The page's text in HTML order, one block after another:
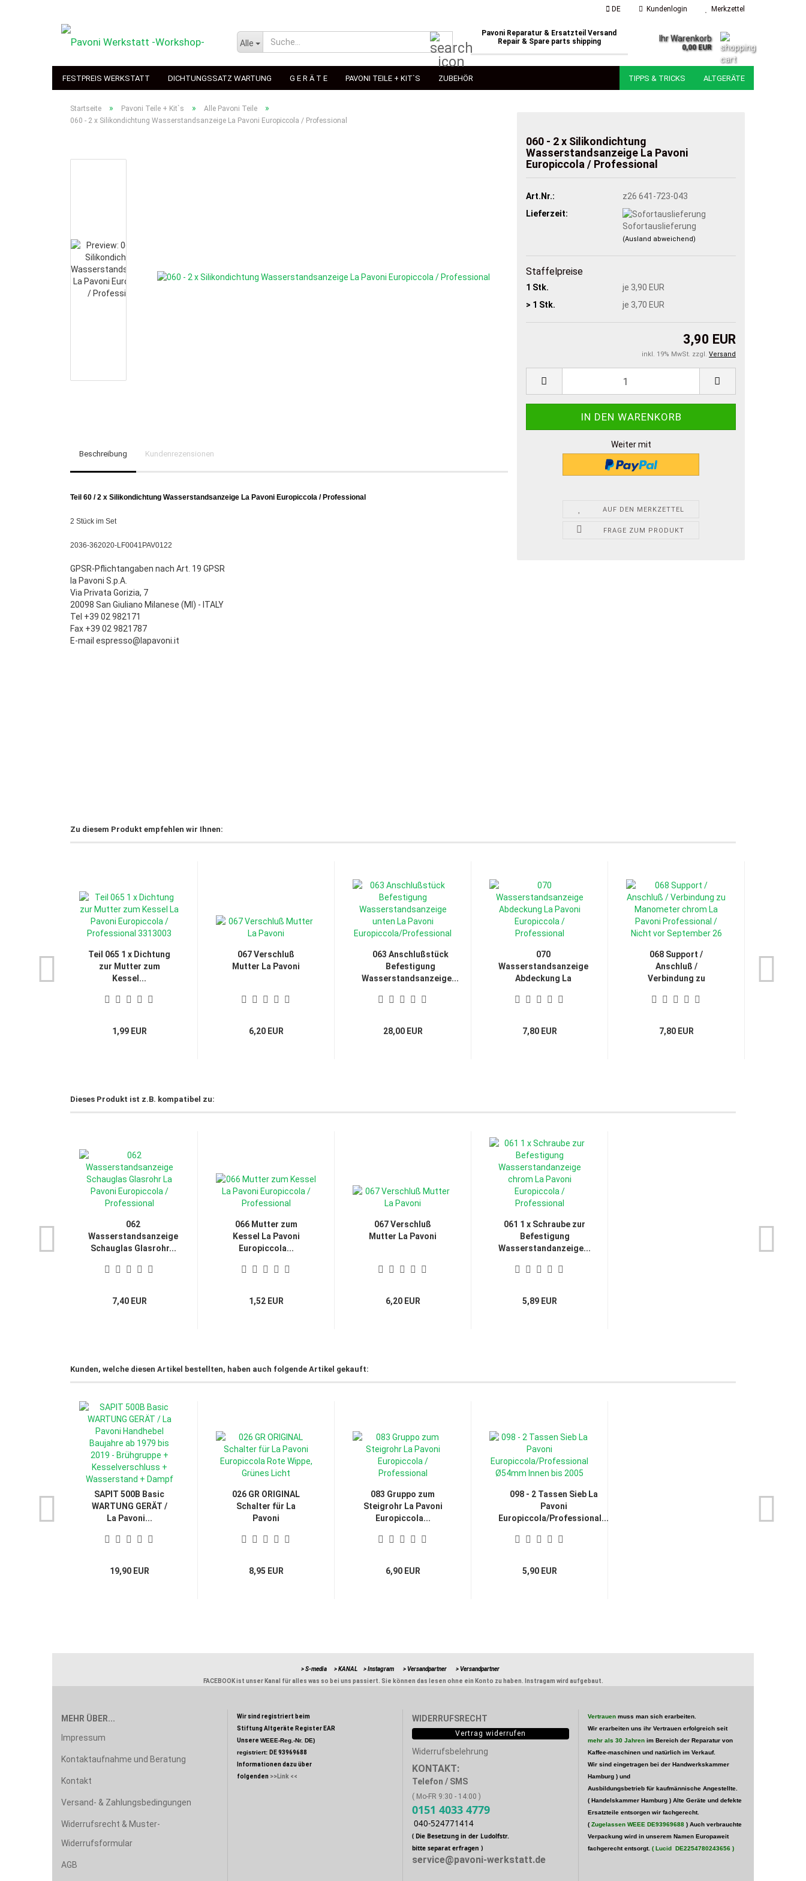
DE Kundenlogin Merkzettel
Alle
Pavoni Reparatur & Ersatzteil Versand
Repair & Spare parts shipping
Ihr Warenkorb
0,00 EUR
FESTPREIS WERKSTATT DICHTUNGSSATZ WARTUNG G E R Ä T E PAVONI TEILE + KIT`S ZUBEHÖR TIPPS & TRICKS ALTGERÄTE
Startseite » Pavoni Teile + Kit`s » Alle Pavoni Teile »
060 - 2 x Silikondichtung Wasserstandsanzeige La Pavoni Europiccola / Professional
060 - 2 x Silikondichtung
Wasserstandsanzeige La Pavoni
Europiccola / Professional
Art.Nr.:
z26 641-723-043
Lieferzeit:
Sofortauslieferung
(Ausland abweichend)
Staffelpreise
1 Stk.
je 3,90 EUR
> 1 Stk.
je 3,70 EUR
3,90 EUR
inkl. 19% MwSt. zzgl. Versand
Weiter mit
AUF DEN MERKZETTEL
FRAGE ZUM PRODUKT
Beschreibung Kundenrezensionen
Teil 60 / 2 x Silikondichtung Wasserstandsanzeige La Pavoni Europiccola / Professional
2 Stück im Set
2036-362020-LF0041PAV0122
GPSR-Pflichtangaben nach Art. 19 GPSR
la Pavoni S.p.A.
Via Privata Gorizia, 7
20098 San Giuliano Milanese (MI) - ITALY
Tel +39 02 982171
Fax +39 02 9821787
E-mail espresso@lapavoni.it
Zu diesem Produkt empfehlen wir Ihnen:
Teil 065 1 x Dichtung
zur Mutter zum
Kessel...
1,99 EUR
067 Verschluß
Mutter La Pavoni
6,20 EUR
063 Anschlußstück
Befestigung
Wasserstandsanzeige...
28,00 EUR
070
Wasserstandsanzeige
Abdeckung La
7,80 EUR
068 Support /
Anschluß /
Verbindung zu
7,80 EUR
Dieses Produkt ist z.B. kompatibel zu:
062
Wasserstandsanzeige
Schauglas Glasrohr...
7,40 EUR
066 Mutter zum
Kessel La Pavoni
Europiccola...
1,52 EUR
067 Verschluß
Mutter La Pavoni
6,20 EUR
061 1 x Schraube zur
Befestigung
Wasserstandanzeige...
5,89 EUR
Kunden, welche diesen Artikel bestellten, haben auch folgende Artikel gekauft:
SAPIT 500B Basic
WARTUNG GERÄT /
La Pavoni...
19,90 EUR
026 GR ORIGINAL
Schalter für La
Pavoni
8,95 EUR
083 Gruppo zum
Steigrohr La Pavoni
Europiccola...
6,90 EUR
098 - 2 Tassen Sieb La
Pavoni
Europiccola/Professional...
5,90 EUR
> S-media > KANAL > Instagram > Versandpartner
> Versandpartner
FACEBOOK ist unser Kanal für alles was so bei uns passiert. Sie können das lesen ohne ein Konto zu haben. Instragam wird aufgebaut.
MEHR ÜBER...
Impressum
Kontaktaufnahme und Beratung
Kontakt
Versand- & Zahlungsbedingungen
Widerrufsrecht & Muster-
Widerrufsformular
AGB
Wir sind registriert beim
Stiftung Altgeräte Register EAR
Unsere WEEE-Reg.-Nr. DE)
registriert: DE 93969688
Informationen dazu über
folgenden >>Link <<
WIDERRUFSRECHT
Vertrag widerrufen
Widerrufsbelehrung
KONTAKT:
Telefon / SMS
( Mo-FR 9:30 - 14:00 )
0151 4033 4779
040-524771414
( Die Besetzung in der Ludolfstr.
bitte separat erfragen )
service@pavoni-werkstatt.de
Vertrauenmuss man sich erarbeiten.
Wir erarbeiten uns ihr Vertrauen erfolgreich seit
mehr als 30 Jahrenim Bereich der Reparatur von
Kaffee-maschinen und natürlich im Verkauf.
Wir sind eingetragen bei der Handwerkskammer
Hamburg ) und
Ausbildungsbetrieb für kaufmännische Angestellte.
( Handelskammer Hamburg ) Alte Geräte und defekte
Ersatzteile entsorgen wir fachgerecht.
( Zugelassen WEEE DE93969688 ) Auch verbrauchte
Verpackung wird in unserem Namen Europaweit
fachgerecht entsorgt. ( Lucid DE2254780243656)